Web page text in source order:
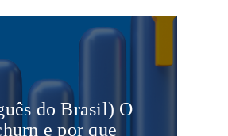
do Brasil) O
e por que